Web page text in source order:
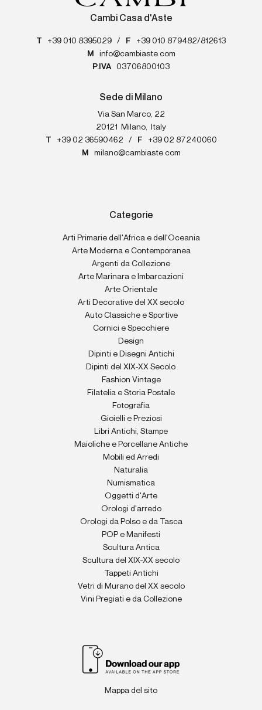
Cambi Casa d'Aste
T +39 010 8395029 / F
+39 010 879482/812613
M
info@cambiaste.com
P.IVA
03706800103
Sede di Milano
Via San Marco, 22
20121
Milano
Italy
T
+39 02 36590462 / F
+39 02 87240060
M
milano@cambiaste.com
Categorie
Arti Primarie dell'Africa e dell'Oceania
Arte Moderna e Contemporanea
Argenti da Collezione
Arte Marinara e Imbarcazioni
Arte Orientale
Arti Decorative del XX secolo
Auto Classiche e Sportive
Cornici e Specchiere
Design
Dipinti e Disegni Antichi
Dipinti del XIX-XX Secolo
Fashion Vintage
Filatelia e Storia Postale
Fotografia
Gioielli e Preziosi
Libri Antichi, Stampe
Maioliche e Porcellane Antiche
Mobili ed Arredi
Naturalia
Numismatica
Oggetti d'Arte
Orologi d'arredo
Orologi da Polso e da Tasca
POP e Manifesti
Scultura Antica
Scultura del XIX-XX secolo
Tappeti Antichi
Vetri di Murano del XX secolo
Vini Pregiati e da Collezione
Mappa del sito